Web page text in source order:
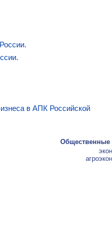
в АПК Российской
Общественные